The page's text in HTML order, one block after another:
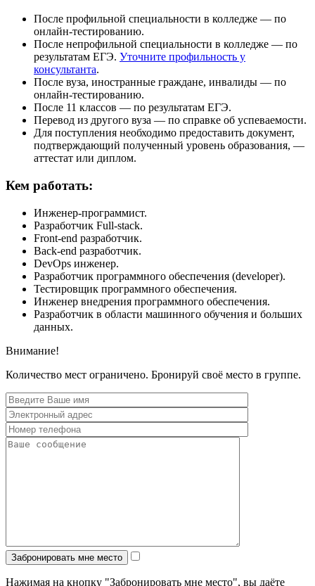
После профильной специальности в колледже — по
онлайн-тестированию.
После непрофильной специальности в колледже — по
результатам ЕГЭ. Уточните профильность у
консультанта.
После вуза, иностранные граждане, инвалиды — по
онлайн-тестированию.
После 11 классов — по результатам ЕГЭ.
Перевод из другого вуза — по справке об успеваемости.
Для поступления необходимо предоставить документ,
подтверждающий полученный уровень образования, —
аттестат или диплом.
Кем работать:
Инженер-программист.
Разработчик Full-stack.
Front-end разработчик.
Back-end разработчик.
DevOps инженер.
Разработчик программного обеспечения (developer).
Тестировщик программного обеспечения.
Инженер внедрения программного обеспечения.
Разработчик в области машинного обучения и больших
данных.
Внимание!
Количество мест ограничено. Бронируй своё место в группе.
Нажимая на кнопку "Забронировать мне место", вы даёте